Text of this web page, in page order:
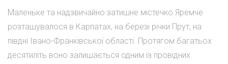
Маленьке та надзвичайно затишне містечко Яремче
розташувалося в Карпатах, на березі річки Прут, на
півдні Івано-Франківської області. Протягом багатьох
десятиліть воно залишається одним із провідних